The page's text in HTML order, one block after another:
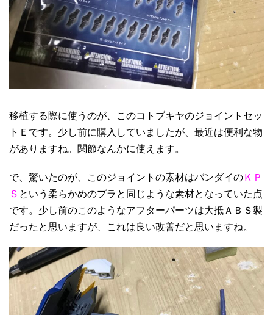
移植する際に使うのが、このコトブキヤのジョイントセッ
トＥです。少し前に購入していましたが、最近は便利な物
がありますね。関節なんかに使えます。
で、驚いたのが、このジョイントの素材はバンダイのＫＰ
Ｓ という柔らかめのプラと同じような素材となっていた点
です。少し前のこのようなアフターパーツは大抵ＡＢＳ製
だったと思いますが、これは良い改善だと思いますね。